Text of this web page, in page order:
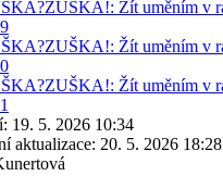
19. 5. 2026 10:34
aktualizace: 20. 5. 2026 18:28